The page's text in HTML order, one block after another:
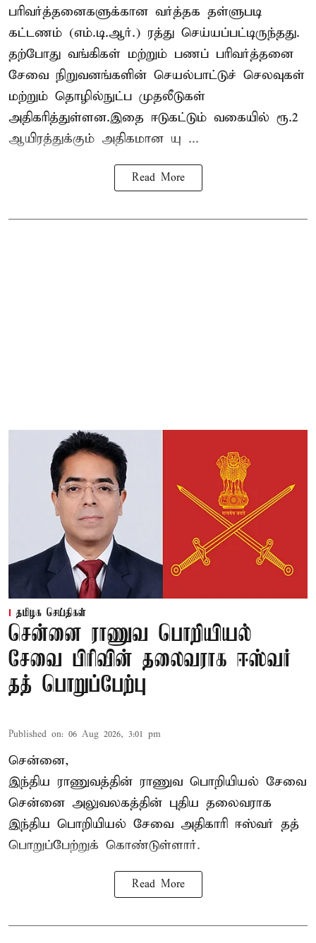
பரிவர்த்தனைகளுக்கான வர்த்தக தள்ளுபடி
கட்டணம் (எம்.டி.ஆர்.) ரத்து செய்யப்பட்டிருந்தது.
தற்போது வங்கிகள் மற்றும் பணப் பரிவர்த்தனை
சேவை நிறுவனங்களின் செயல்பாட்டுச் செலவுகள்
மற்றும் தொழில்நுட்ப முதலீடுகள்
அதிகரித்துள்ளன.இதை ஈடுகட்டும் வகையில் ரூ.2
ஆயிரத்துக்கும் அதிகமான யு ...
Read More
தமிழக செய்திகள்
சென்னை ராணுவ பொறியியல்
சேவை பிரிவின் தலைவராக ஈஸ்வர்
தத் பொறுப்பேற்பு
Published on: 06 Aug 2026, 3:01 pm
சென்னை,
இந்திய ராணுவத்தின் ராணுவ பொறியியல் சேவை
சென்னை அலுவலகத்தின் புதிய தலைவராக
இந்திய பொறியியல் சேவை அதிகாரி ஈஸ்வர் தத்
பொறுப்பேற்றுக் கொண்டுள்ளார்.
Read More